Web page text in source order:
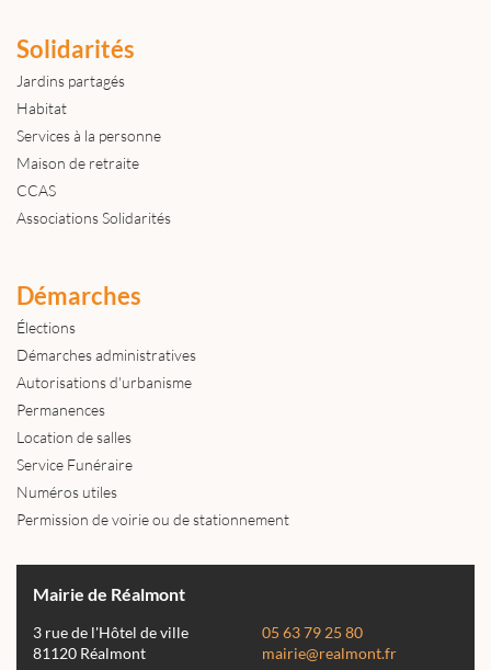
Solidarités
Jardins partagés
Habitat
Services à la personne
Maison de retraite
CCAS
Associations Solidarités
Démarches
Élections
Démarches administratives
Autorisations d'urbanisme
Permanences
Location de salles
Service Funéraire
Numéros utiles
Permission de voirie ou de stationnement
Mairie de Réalmont
3 rue de l'Hôtel de ville
81120 Réalmont
05 63 79 25 80
mairie@realmont.fr